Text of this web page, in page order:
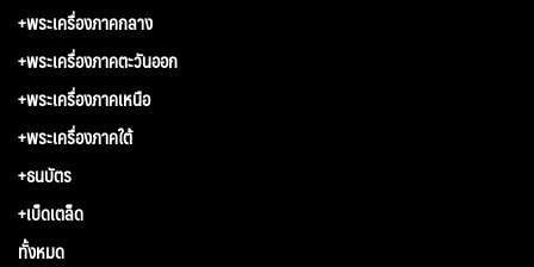
+พระเครื่องภาคกลาง
+พระเครื่องภาคตะวันออก
+พระเครื่องภาคเหนือ
+พระเครื่องภาคใต้
+ธนบัตร
+เบ็ดเตล็ด
ทั้งหมด